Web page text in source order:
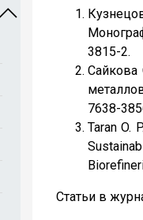
3815-2.
7638-
Taran O.
Статьи в